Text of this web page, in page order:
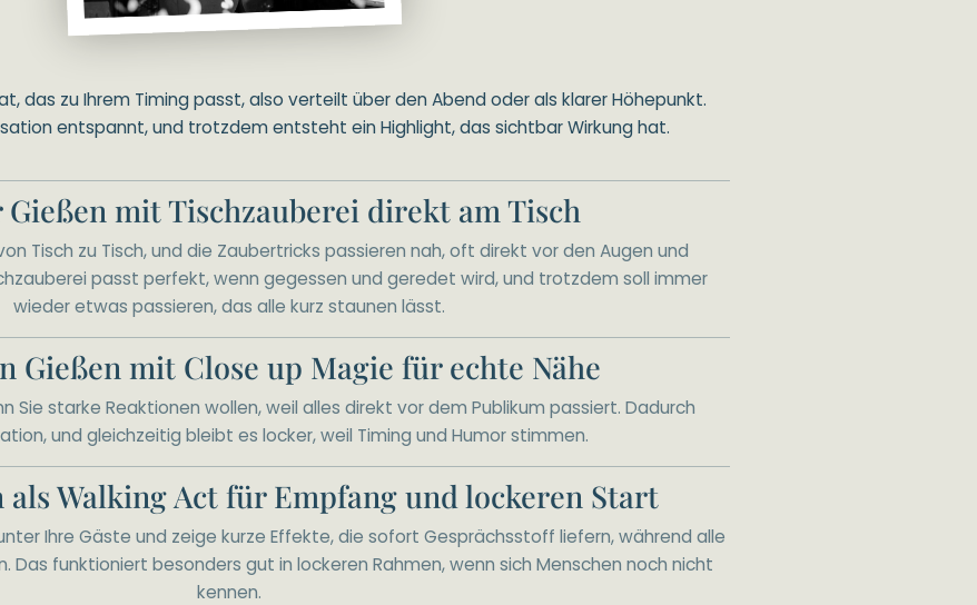
das zu Ihrem Timing passt, also verteilt über den Abend oder als klarer Höhepunkt.
entspannt, und trotzdem entsteht ein Highlight, das sichtbar Wirkung hat.
Gießen mit Tischzauberei direkt am Tisch
Tisch zu Tisch, und die Zaubertricks passieren nah, oft direkt vor den Augen und
passt perfekt, wenn gegessen und geredet wird, und trotzdem soll immer
wieder etwas passieren, das alle kurz staunen lässt.
Gießen mit Close up Magie für echte Nähe
Sie starke Reaktionen wollen, weil alles direkt vor dem Publikum passiert. Dadurch
und gleichzeitig bleibt es locker, weil Timing und Humor stimmen.
als Walking Act für Empfang und lockeren Start
Ihre Gäste und zeige kurze Effekte, die sofort Gesprächsstoff liefern, während alle
Das funktioniert besonders gut in lockeren Rahmen, wenn sich Menschen noch nicht
kennen.